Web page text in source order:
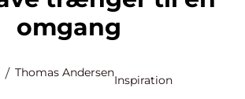
omgang
Thomas Andersen
Inspiration